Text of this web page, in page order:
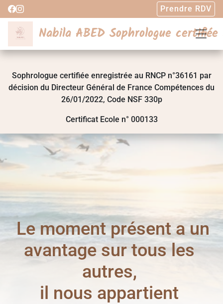
Prendre RDV
Nabila ABED Sophrologue certifiée
Sophrologue certifiée enregistrée au RNCP n°36161 par
décision du Directeur Général de France Compétences du
26/01/2022, Code NSF 330p
Certificat Ecole n° 000133
Le moment présent a un
avantage sur tous les
autres,
il nous appartient